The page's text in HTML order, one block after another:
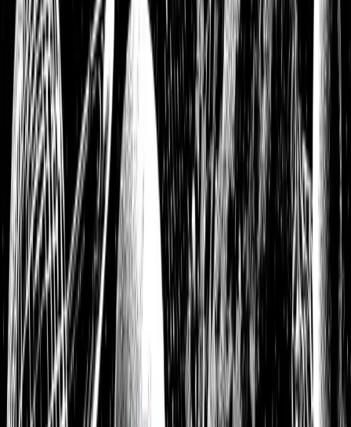
BB Biotech Aktienanalyse: Starker Dividendenzahler in
wachsendem Sektor?